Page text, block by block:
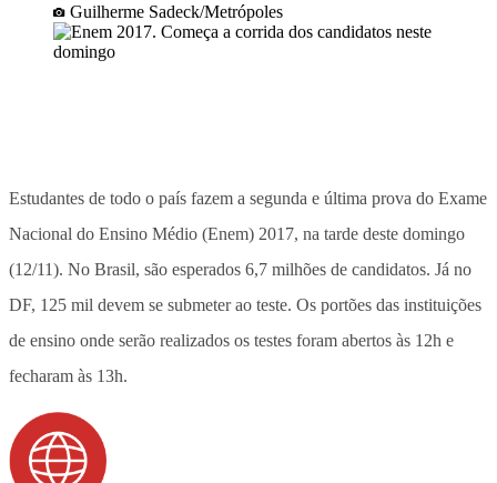
Guilherme Sadeck/Metrópoles
Estudantes de todo o país fazem a segunda e última prova do Exame
Nacional do Ensino Médio (Enem) 2017, na tarde deste domingo
(12/11). No Brasil, são esperados 6,7 milhões de candidatos. Já no
DF, 125 mil devem se submeter ao teste. Os portões das instituições
de ensino onde serão realizados os testes foram abertos às 12h e
fecharam às 13h.